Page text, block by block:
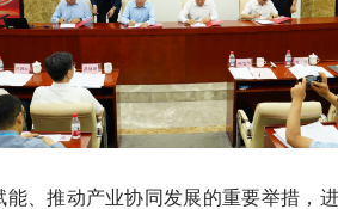
、推动产业协同发展的重要举措，